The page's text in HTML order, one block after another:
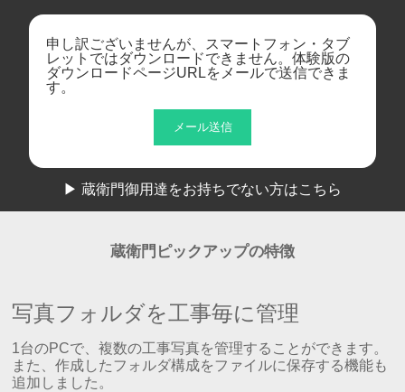
申し訳ございませんが、スマートフォン・タブ
レットではダウンロードできません。体験版の
ダウンロードページURLをメールで送信できま
す。
メール送信
▶ 蔵衛門御用達をお持ちでない方はこちら
蔵衛門ピックアップの特徴
写真フォルダを工事毎に管理
1台のPCで、複数の工事写真を管理することができます。
また、作成したフォルダ構成をファイルに保存する機能も
追加しました。